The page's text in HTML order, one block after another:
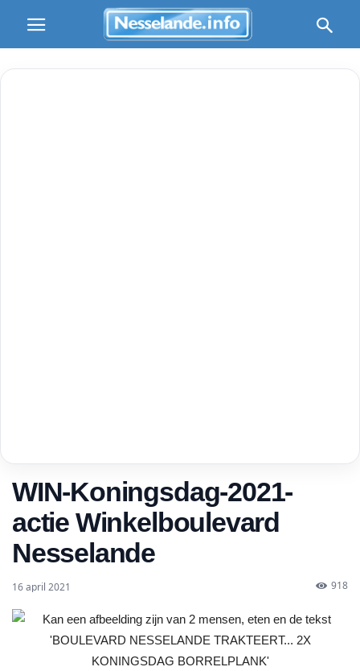
WIN-Koningsdag-2021-
actie Winkelboulevard
Nesselande
16 april 2021 918